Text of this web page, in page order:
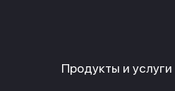
Продукты и услуги